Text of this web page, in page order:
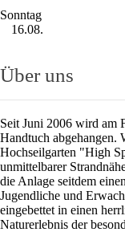
Sonntag
16.08.
Über uns
Seit Juni 2006 wird am
Handtuch abgehangen.
Hochseilgarten "High
unmittelbarer
die Anlage seitdem
Jugendliche und
eingebettet in einen
Naturerlebnis der